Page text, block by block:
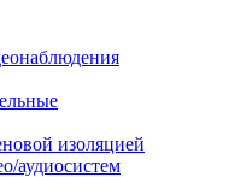
изоляцией
аудиосистем